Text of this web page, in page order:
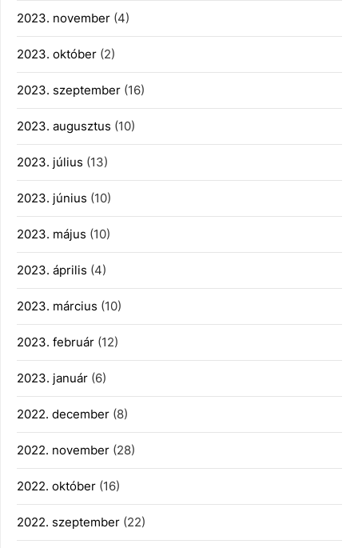
2023. november (4)
2023. október (2)
2023. szeptember (16)
2023. augusztus (10)
2023. július (13)
2023. június (10)
2023. május (10)
2023. április (4)
2023. március (10)
2023. február (12)
2023. január (6)
2022. december (8)
2022. november (28)
2022. október (16)
2022. szeptember (22)